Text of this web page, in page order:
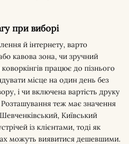
при виборі
й інтернету, варто
кавова зона, чи зручний
працює до пізнього
місце на один день без
і чи включена вартість друку
теж має значення
Київський
із клієнтами, тоді як
можуть виявитися дешевшими.